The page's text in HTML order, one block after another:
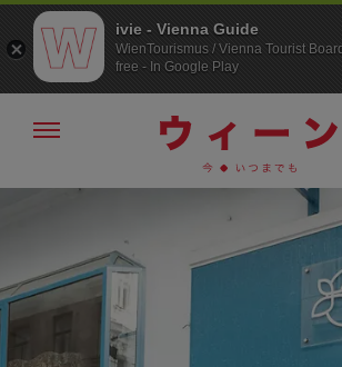
へ
ジ
の
メ
示・
非
ivie - Vienna Guide
WienTourismus / Vienna Tourist
free - In Google Play